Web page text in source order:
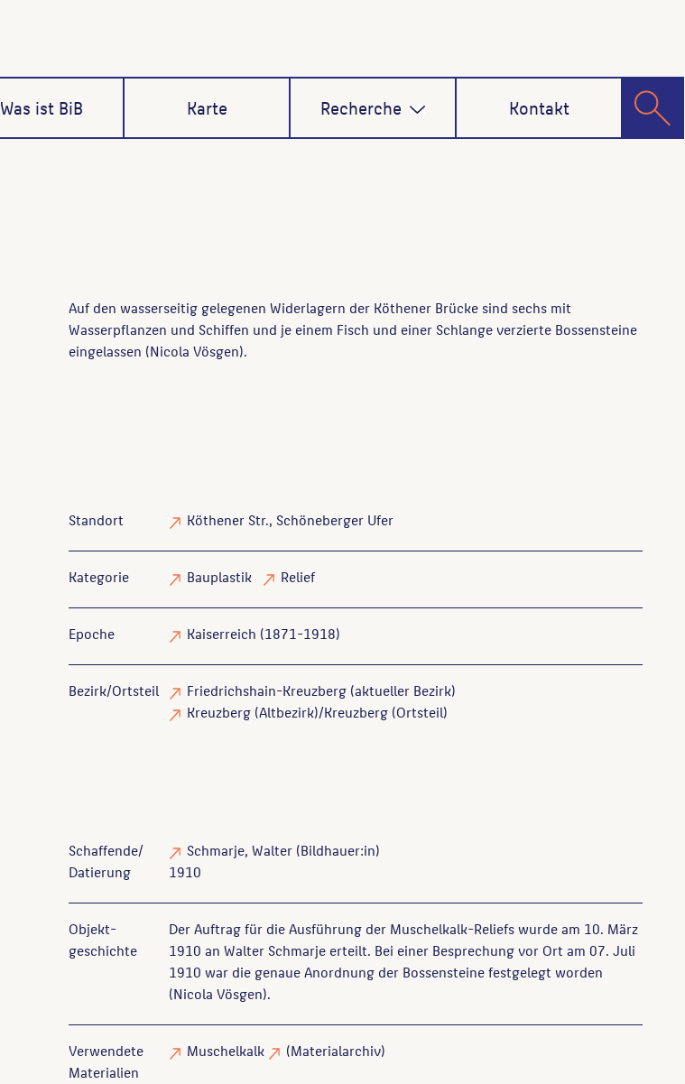
Was ist BiB Karte Recherche Kontakt
Auf den wasserseitig gelegenen Widerlagern der Köthener Brücke sind sechs mit
Wasserpflanzen und Schiffen und je einem Fisch und einer Schlange verzierte Bossensteine
eingelassen (Nicola Vösgen).
Standort Köthener Str., Schöneberger Ufer
Kategorie Bauplastik Relief
Epoche Kaiserreich (1871-1918)
Bezirk/Ortsteil
Friedrichshain-Kreuzberg (aktueller Bezirk)
Kreuzberg (Altbezirk)/Kreuzberg (Ortsteil)
Schaffende/
Datierung
Schmarje, Walter (Bildhauer:in)
1910
Objekt­
geschichte
Der Auftrag für die Ausführung der Muschelkalk-Reliefs wurde am 10. März
1910 an Walter Schmarje erteilt. Bei einer Besprechung vor Ort am 07. Juli
1910 war die genaue Anordnung der Bossensteine festgelegt worden
(Nicola Vösgen).
Verwendete
Materialien
Muschelkalk (Materialarchiv)